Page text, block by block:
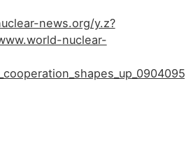
news.org/y.z?
nuclear-